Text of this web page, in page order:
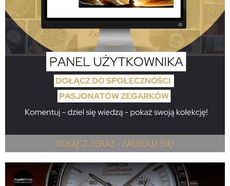
DOŁĄCZ TERAZ - ZALOGUJ SIĘ!